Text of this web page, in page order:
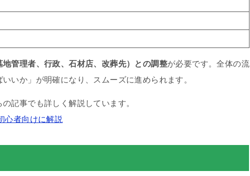
地管理者、行政、石材店、改葬先）との調整が必要です。全体の流
いか」が明確になり、スムーズに進められます。
記事でも詳しく解説しています。
心者向けに解説